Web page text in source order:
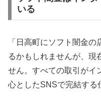
いる
「日高町にソフト闇金
るかもしれませんが、現
せん。すべての取引がイ
心としたSNSで完結する